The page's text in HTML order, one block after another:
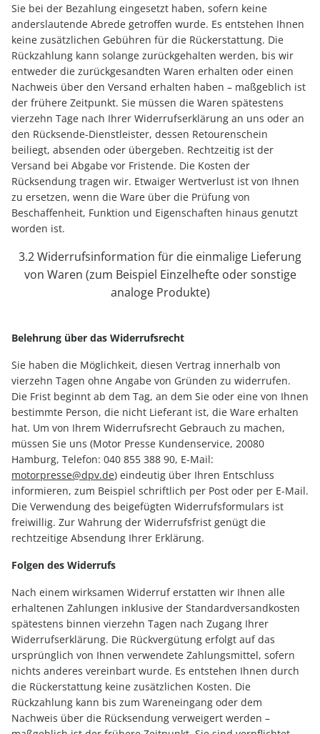
Sie bei der Bezahlung eingesetzt haben, sofern keine
anderslautende Abrede getroffen wurde. Es entstehen Ihnen
keine zusätzlichen Gebühren für die Rückerstattung. Die
Rückzahlung kann solange zurückgehalten werden, bis wir
entweder die zurückgesandten Waren erhalten oder einen
Nachweis über den Versand erhalten haben – maßgeblich ist
der frühere Zeitpunkt. Sie müssen die Waren spätestens
vierzehn Tage nach Ihrer Widerrufserklärung an uns oder an
den Rücksende-Dienstleister, dessen Retourenschein
beiliegt, absenden oder übergeben. Rechtzeitig ist der
Versand bei Abgabe vor Fristende. Die Kosten der
Rücksendung tragen wir. Etwaiger Wertverlust ist von Ihnen
zu ersetzen, wenn die Ware über die Prüfung von
Beschaffenheit, Funktion und Eigenschaften hinaus genutzt
worden ist.
3.2 Widerrufsinformation für die einmalige Lieferung
von Waren (zum Beispiel Einzelhefte oder sonstige
analoge Produkte)
Belehrung über das Widerrufsrecht
Sie haben die Möglichkeit, diesen Vertrag innerhalb von
vierzehn Tagen ohne Angabe von Gründen zu widerrufen.
Die Frist beginnt ab dem Tag, an dem Sie oder eine von Ihnen
bestimmte Person, die nicht Lieferant ist, die Ware erhalten
hat. Um von Ihrem Widerrufsrecht Gebrauch zu machen,
müssen Sie uns (Motor Presse Kundenservice, 20080
Hamburg, Telefon: 040 855 388 90, E-Mail:
motorpresse@dpv.de) eindeutig über Ihren Entschluss
informieren, zum Beispiel schriftlich per Post oder per E-Mail.
Die Verwendung des beigefügten Widerrufsformulars ist
freiwillig. Zur Wahrung der Widerrufsfrist genügt die
rechtzeitige Absendung Ihrer Erklärung.
Folgen des Widerrufs
Nach einem wirksamen Widerruf erstatten wir Ihnen alle
erhaltenen Zahlungen inklusive der Standardversandkosten
spätestens binnen vierzehn Tagen nach Zugang Ihrer
Widerrufserklärung. Die Rückvergütung erfolgt auf das
ursprünglich von Ihnen verwendete Zahlungsmittel, sofern
nichts anderes vereinbart wurde. Es entstehen Ihnen durch
die Rückerstattung keine zusätzlichen Kosten. Die
Rückzahlung kann bis zum Wareneingang oder dem
Nachweis über die Rücksendung verweigert werden –